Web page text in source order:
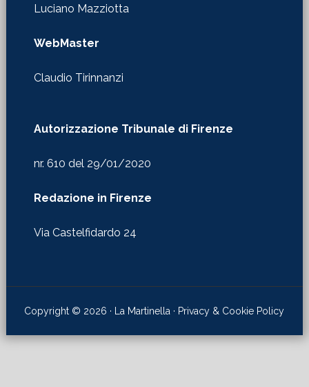
Luciano Mazziotta
WebMaster
Claudio Tirinnanzi
Autorizzazione Tribunale di Firenze
nr. 610 del 29/01/2020
Redazione in Firenze
Via Castelfidardo 24
Copyright © 2026 · La Martinella · Privacy & Cookie Policy